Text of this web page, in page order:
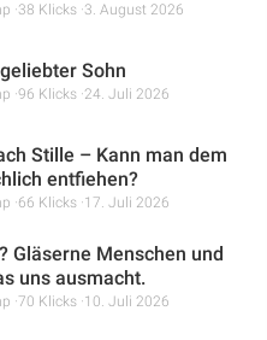
38 Klicks 3. August 2026
Sohn
96 Klicks 24. Juli 2026
Stille – Kann man dem
entfiehen?
66 Klicks 17. Juli 2026
Gläserne Menschen und
uns ausmacht.
70 Klicks 10. Juli 2026